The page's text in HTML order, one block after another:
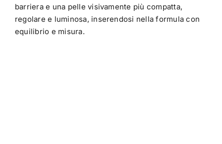
barriera e una pelle visivamente più compatta,
regolare e luminosa, inserendosi nella formula con
equilibrio e misura.